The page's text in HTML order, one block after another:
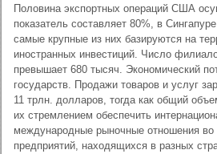
Половина экспортных операций США
показатель составляет 80%, в
самые крупные из них базируются на
иностранных инвестиций. Число
превышает 680 тысяч. Экономический
государств. Продажи товаров и услуг
11 трлн. долларов, тогда как общий
их стремлением обеспечить
международные рыночные отношения
предприятий, находящихся в разных